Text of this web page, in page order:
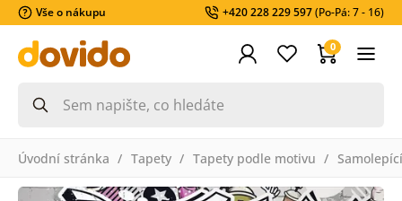
Vše o nákupu +420 228 229 597(Po-Pá: 7 - 16)
0
Úvodní stránka Tapety Tapety podle motivu